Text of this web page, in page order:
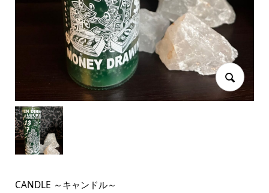
CANDLE ～キャンドル～